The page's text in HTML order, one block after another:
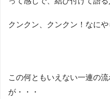
クンクン、クンクン！なに
この何ともいえない一連の
が・・・